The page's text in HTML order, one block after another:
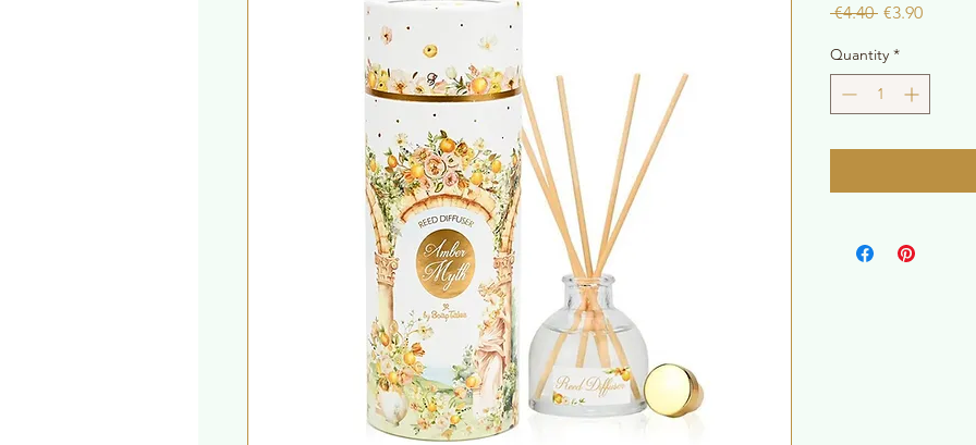
€4.40 Regular
€3.90Sale
Quantity *